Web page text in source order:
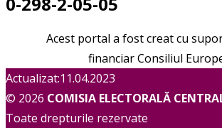
Acest portal a fost creat cu
financiar Consiliul
Actualizat:11.04.2023
© 2026 COMISIA ELECTORALĂ
Toate drepturile rezervate